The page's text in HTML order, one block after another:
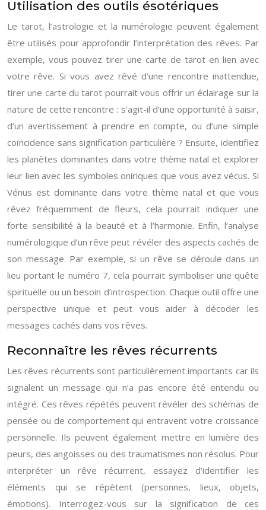
Utilisation des outils ésotériques
Le tarot, l’astrologie et la numérologie peuvent également
être utilisés pour approfondir l’interprétation des rêves. Par
exemple, vous pouvez tirer une carte de tarot en lien avec
votre rêve. Si vous avez rêvé d’une rencontre inattendue,
tirer une carte du tarot pourrait vous offrir un éclairage sur la
nature de cette rencontre : s’agit-il d’une opportunité à saisir,
d’un avertissement à prendre en compte, ou d’une simple
coïncidence sans signification particulière ? Ensuite, identifiez
les planètes dominantes dans votre thème natal et explorer
leur lien avec les symboles oniriques que vous avez vécus. Si
Vénus est dominante dans votre thème natal et que vous
rêvez fréquemment de fleurs, cela pourrait indiquer une
forte sensibilité à la beauté et à l’harmonie. Enfin, l’analyse
numérologique d’un rêve peut révéler des aspects cachés de
son message. Par exemple, si un rêve se déroule dans un
lieu portant le numéro 7, cela pourrait symboliser une quête
spirituelle ou un besoin d’introspection. Chaque outil offre une
perspective unique et peut vous aider à décoder les
messages cachés dans vos rêves.
Reconnaître les rêves récurrents
Les rêves récurrents sont particulièrement importants car ils
signalent un message qui n’a pas encore été entendu ou
intégré. Ces rêves répétés peuvent révéler des schémas de
pensée ou de comportement qui entravent votre croissance
personnelle. Ils peuvent également mettre en lumière des
peurs, des angoisses ou des traumatismes non résolus. Pour
interpréter un rêve récurrent, essayez d’identifier les
éléments qui se répètent (personnes, lieux, objets,
émotions). Interrogez-vous sur la signification de ces